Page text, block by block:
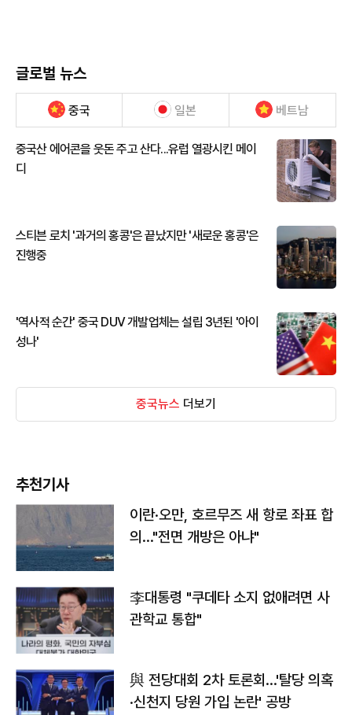
글로벌 뉴스
중국 일본 베트남
중국산 에어콘을 웃돈 주고 산다...유럽 열광시킨 메이
디
스티븐 로치 '과거의 홍콩'은 끝났지만 '새로운 홍콩'은
진행중
'역사적 순간' 중국 DUV 개발업체는 설립 3년된 '아이
성나'
중국뉴스 더보기
추천기사
이란·오만, 호르무즈 새 항로 좌표 합
의…"전면 개방은 아냐"
李대통령 "쿠데타 소지 없애려면 사
관학교 통합"
與 전당대회 2차 토론회…'탈당 의혹
·신천지 당원 가입 논란' 공방